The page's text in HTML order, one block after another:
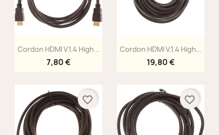
Aperçu rapide
Cordon HDMI V.1.4 High...
7,80 €
Aperçu rapide
Cordon HDMI V.1.4 High...
19,80 €
favorite_border favorite_border